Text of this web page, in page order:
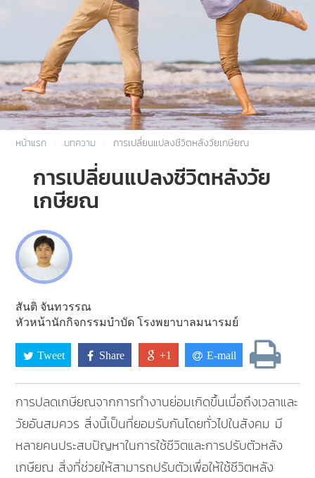
หน้าแรก บทความ การเปลี่ยนแปลงชีวิตหลังวัยเกษียณ
การเปลี่ยนแปลงชีวิตหลังวัย
เกษียณ
สันติ จันทวรรณ
หัวหน้านักกิจกรรมบำบัด โรงพยาบาลมนารมย์
Tweet Share +1 E-mail
การปลดเกษียณจากการทำงานย่อมเกิดขึ้นเมื่อถึงเวลาและ
วัยอันสมควร สิ่งนี้เป็นที่ยอมรับกันโดยทั่วไปในสังคม มี
หลายคนประสบปัญหาในการใช้ชีวิตและการปรับตัวหลัง
เกษียณ สิ่งที่ช่วยให้สามารถปรับตัวเพื่อให้ใช้ชีวิตหลัง